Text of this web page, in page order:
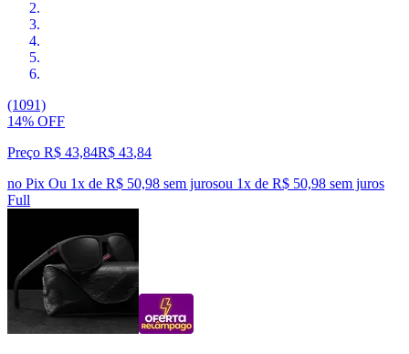
(1091)
14% OFF
Preço R$ 43,84R$ 43,84
no Pix Ou 1x de R$ 50,98 sem jurosou 1x de R$ 50,98 sem juros
Full